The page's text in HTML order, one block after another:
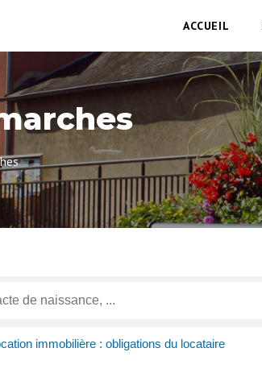
ACCUEIL
immobilière : obligations du locataire